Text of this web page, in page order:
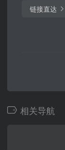
链接直达
相关导航